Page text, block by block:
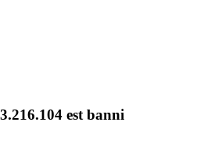
est banni